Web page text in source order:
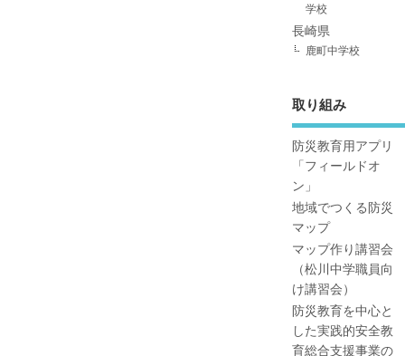
学校
長崎県
鹿町中学校
取り組み
防災教育用アプリ
「フィールドオ
ン」
地域でつくる防災
マップ
マップ作り講習会
（松川中学職員向
け講習会）
防災教育を中心と
した実践的安全教
育総合支援事業の